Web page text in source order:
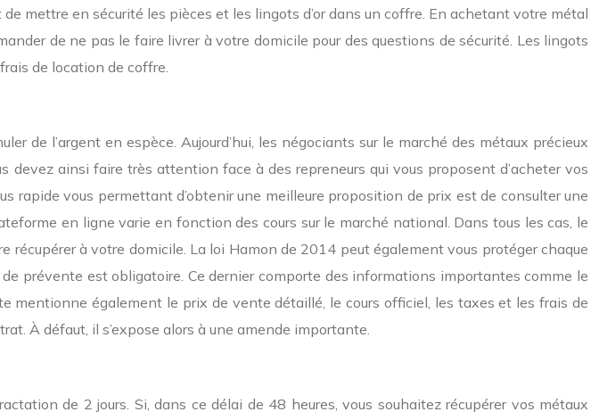
mettre en sécurité les pièces et les lingots d’or dans un coffre. En achetant votre métal
de ne pas le faire livrer à votre domicile pour des questions de sécurité. Les lingots
de location de coffre.
de l’argent en espèce. Aujourd’hui, les négociants sur le marché des métaux précieux
ainsi faire très attention face à des repreneurs qui vous proposent d’acheter vos
rapide vous permettant d’obtenir une meilleure proposition de prix est de consulter une
en ligne varie en fonction des cours sur le marché national. Dans tous les cas, le
à votre domicile. La loi Hamon de 2014 peut également vous protéger chaque
prévente est obligatoire. Ce dernier comporte des informations importantes comme le
mentionne également le prix de vente détaillé, le cours officiel, les taxes et les frais de
À défaut, il s’expose alors à une amende importante.
de 2 jours. Si, dans ce délai de 48 heures, vous souhaitez récupérer vos métaux